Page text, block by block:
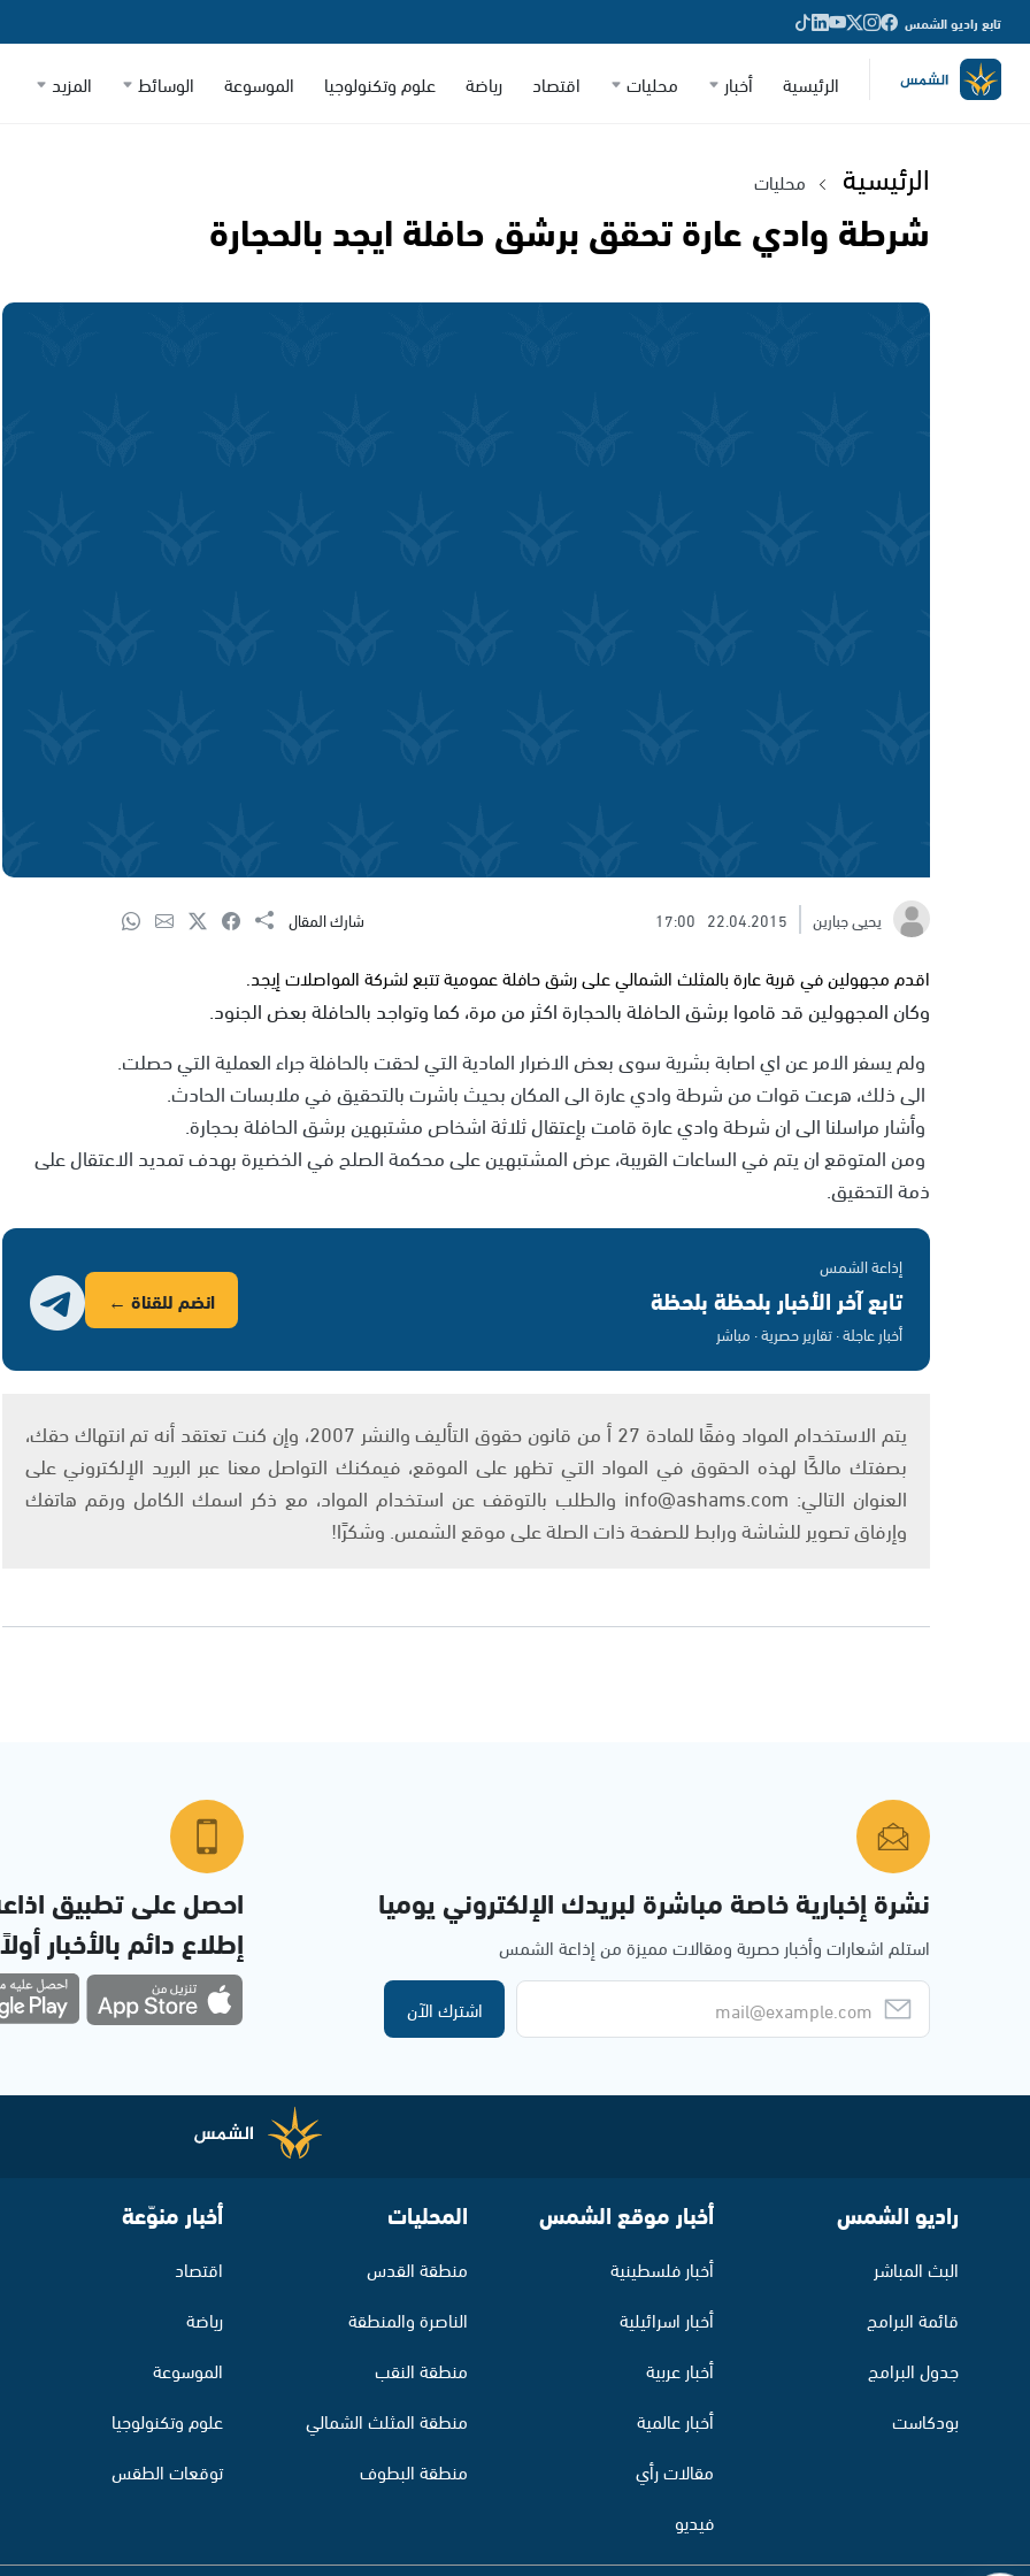
تابع راديو الشمس
الرئيسية أخبار محليات اقتصاد رياضة علوم وتكنولوجيا الموسوعة الوسائط المزيد
الرئيسية محليات
شرطة وادي عارة تحقق برشق حافلة ايجد بالحجارة
يحيى جبارين 22.04.2015
17:00 شارك المقال
اقدم مجهولين في قرية عارة بالمثلث الشمالي على رشق حافلة عمومية تتبع لشركة المواصلات إيجد.
وكان المجهولين قد قاموا برشق الحافلة بالحجارة اكثر من مرة، كما وتواجد بالحافلة بعض الجنود.
ولم يسفر الامر عن اي اصابة بشرية سوى بعض الاضرار المادية التي لحقت بالحافلة جراء العملية التي حصلت.
الى ذلك، هرعت قوات من شرطة وادي عارة الى المكان بحيث باشرت بالتحقيق في ملابسات الحادث.
وأشار مراسلنا الى ان شرطة وادي عارة قامت بإعتقال ثلاثة اشخاص مشتبهين برشق الحافلة بحجارة.
ومن المتوقع ان يتم في الساعات القريبة، عرض المشتبهين على محكمة الصلح في الخضيرة بهدف تمديد الاعتقال على
ذمة التحقيق.
إذاعة الشمس
تابع آخر الأخبار بلحظة بلحظة
أخبار عاجلة · تقارير حصرية · مباشر
انضم للقناة ←
يتم الاستخدام المواد وفقًا للمادة 27 أ من قانون حقوق التأليف والنشر 2007، وإن كنت تعتقد أنه تم انتهاك حقك،
بصفتك مالكًا لهذه الحقوق في المواد التي تظهر على الموقع، فيمكنك التواصل معنا عبر البريد الإلكتروني على
العنوان التالي: info@ashams.com والطلب بالتوقف عن استخدام المواد، مع ذكر اسمك الكامل ورقم هاتفك
وإرفاق تصوير للشاشة ورابط للصفحة ذات الصلة على موقع الشمس. وشكرًا!
نشرة إخبارية خاصة مباشرة لبريدك الإلكتروني يوميا
استلم اشعارات وأخبار حصرية ومقالات مميزة من إذاعة الشمس
اشترك الآن
احصل على تطبيق
إطلاع دائم بالأخبار
راديو الشمس
البث المباشر
قائمة البرامج
جدول البرامج
بودكاست
أخبار موقع الشمس
أخبار فلسطينية
أخبار اسرائيلية
أخبار عربية
أخبار عالمية
مقالات رأي
فيديو
المحليات
منطقة القدس
الناصرة والمنطقة
منطقة النقب
منطقة المثلث الشمالي
منطقة البطوف
أخبار منوّعة
اقتصاد
رياضة
الموسوعة
علوم وتكنولوجيا
توقعات الطقس